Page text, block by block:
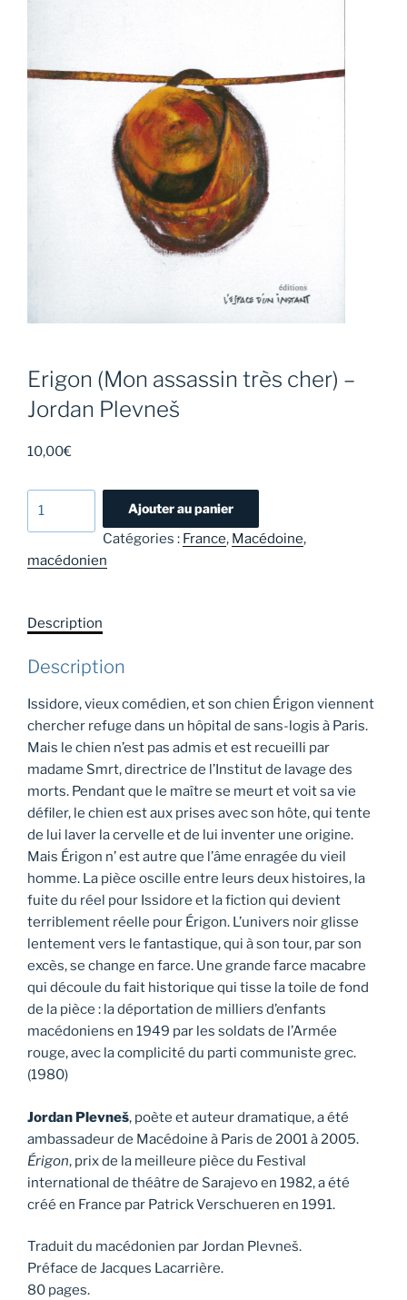
Erigon (Mon assassin très cher) –
Jordan Plevneš
10,00€
(Mon
cher)
Jordan
Plevneš
Ajouter au panier
Catégories : France, Macédoine,
macédonien
Description
Description
Issidore, vieux comédien, et son chien Érigon viennent
chercher refuge dans un hôpital de sans-logis à Paris.
Mais le chien n’est pas admis et est recueilli par
madame Smrt, directrice de l’Institut de lavage des
morts. Pendant que le maître se meurt et voit sa vie
défiler, le chien est aux prises avec son hôte, qui tente
de lui laver la cervelle et de lui inventer une origine.
Mais Érigon n’ est autre que l’âme enragée du vieil
homme. La pièce oscille entre leurs deux histoires, la
fuite du réel pour Issidore et la fiction qui devient
terriblement réelle pour Érigon. L’univers noir glisse
lentement vers le fantastique, qui à son tour, par son
excès, se change en farce. Une grande farce macabre
qui découle du fait historique qui tisse la toile de fond
de la pièce : la déportation de milliers d’enfants
macédoniens en 1949 par les soldats de l’Armée
rouge, avec la complicité du parti communiste grec.
(1980)
Jordan Plevneš, poète et auteur dramatique, a été
ambassadeur de Macédoine à Paris de 2001 à 2005.
Érigon, prix de la meilleure pièce du Festival
international de théâtre de Sarajevo en 1982, a été
créé en France par Patrick Verschueren en 1991.
Traduit du macédonien par Jordan Plevneš.
Préface de Jacques Lacarrière.
80 pages.